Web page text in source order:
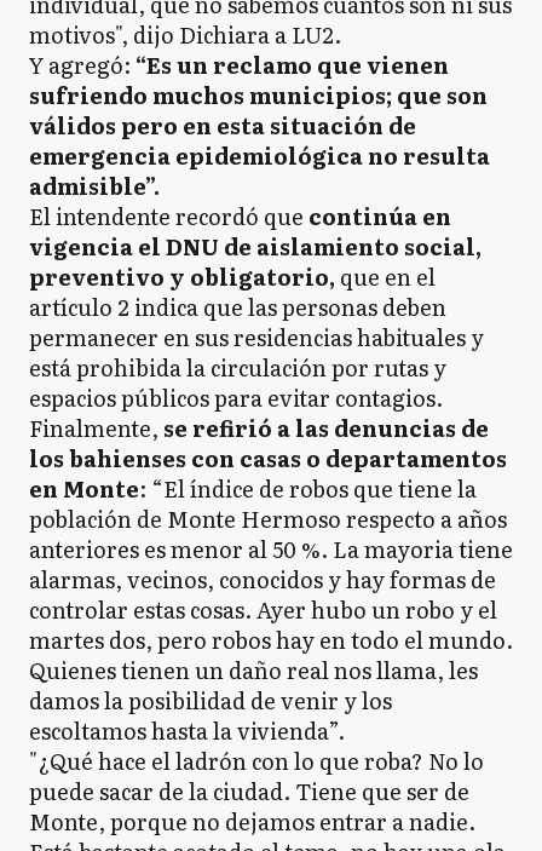
motivos", dijo Dichiara a LU2.
Y agregó: “Es un reclamo que vienen
sufriendo muchos municipios; que son
válidos pero en esta situación de
emergencia epidemiológica no resulta
admisible”.
El intendente recordó que continúa en
vigencia el DNU de aislamiento social,
preventivo y obligatorio, que en el
artículo 2 indica que las personas deben
permanecer en sus residencias habituales y
está prohibida la circulación por rutas y
espacios públicos para evitar contagios.
Finalmente, se refirió a las denuncias de
los bahienses con casas o departamentos
en Monte: “El índice de robos que tiene la
población de Monte Hermoso respecto a años
anteriores es menor al 50 %. La mayoria tiene
alarmas, vecinos, conocidos y hay formas de
controlar estas cosas. Ayer hubo un robo y el
martes dos, pero robos hay en todo el mundo.
Quienes tienen un daño real nos llama, les
damos la posibilidad de venir y los
escoltamos hasta la vivienda”.
"¿Qué hace el ladrón con lo que roba? No lo
puede sacar de la ciudad. Tiene que ser de
Monte, porque no dejamos entrar a nadie.